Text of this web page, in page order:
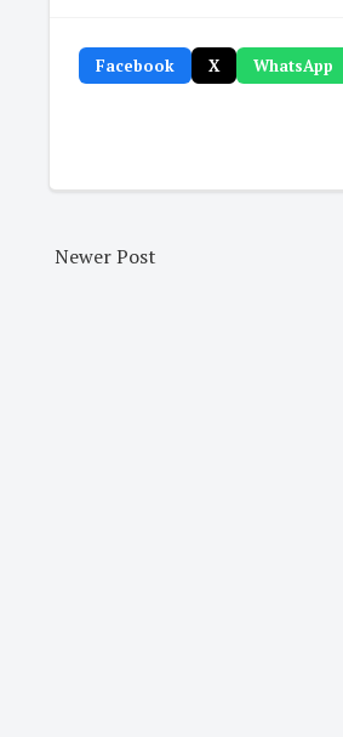
Facebook X WhatsApp
Newer Post